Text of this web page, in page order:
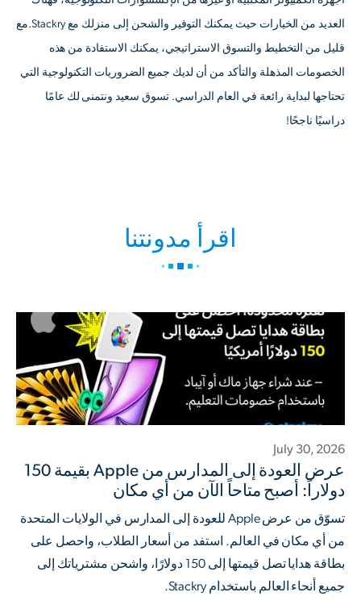
العديد من الخيارات حيث يمكنك التوفير والشحن إلى منزلك مع Stackry.مع
قليل من التخطيط والتسوق الاستراتيجي، يمكنك الاستفادة من هذه
الخصومات المذهلة والتأكد من أن لديك جميع الضروريات التكنولوجية التي
تحتاجها لبداية رائعة في العام الدراسي. تسوق سعيد ونتمنى لك عامًا
دراسيًا ناجحًا!
اقرأ مدونتنا
July 30, 2026
عرض العودة إلى المدارس من Apple بقيمة 150
دولاراً: أصبح متاحاً الآن من أي مكان
تسوّق من عرض Apple للعودة إلى المدارس في الولايات المتحدة
من أي مكان في العالم. استفد من أسعار الطلاب، واحصل على
بطاقة هدايا تصل قيمتها إلى 150 دولارًا، واشحن مشترياتك إلى
جميع أنحاء العالم باستخدام Stackry.